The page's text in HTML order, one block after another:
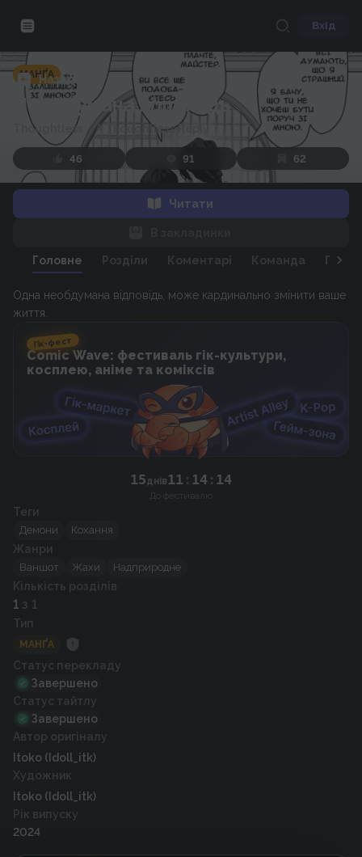
Вхід
Назад
МАНҐА
Необдумана відповідь
Thoughtless / A Thoughtless Reply
46 91 62
Читати
Головне Розділи Коментарі Команда
Одна необдумана відповідь, може кардинально змінити ваше
життя.
Гік-фест
Comic Wave: фестиваль гік-культури,
косплею, аніме та коміксів
15днів 11 : 14 : 14
До фестивалю
Теги
Демони Кохання
Жанри
Ваншот Жахи Надприродне
Кількість розділів
1 з 1
Тип
МАНҐА
Статус перекладу
Завершено
Статус тайтлу
Завершено
Автор оригіналу
Itoko (Idoll_itk)
Художник
Itoko (Idoll_itk)
Рік випуску
2024